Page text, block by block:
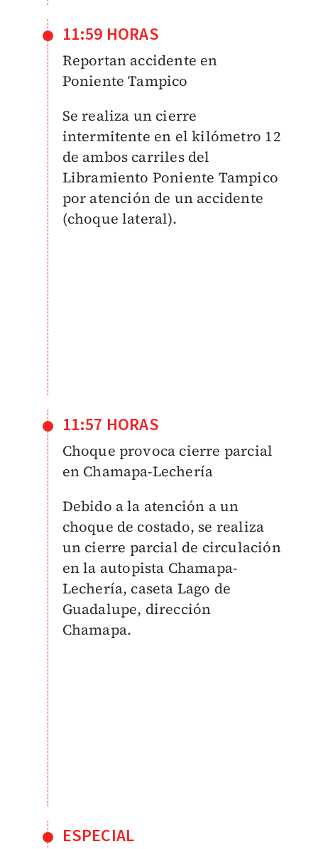
11:59 HORAS
Reportan accidente en
Poniente Tampico
Se realiza un cierre
intermitente en el kilómetro 12
de ambos carriles del
Libramiento Poniente Tampico
por atención de un accidente
(choque lateral).
11:57 HORAS
Choque provoca cierre parcial
en Chamapa-Lechería
Debido a la atención a un
choque de costado, se realiza
un cierre parcial de circulación
en la autopista Chamapa-
Lechería, caseta Lago de
Guadalupe, dirección
Chamapa.
ESPECIAL